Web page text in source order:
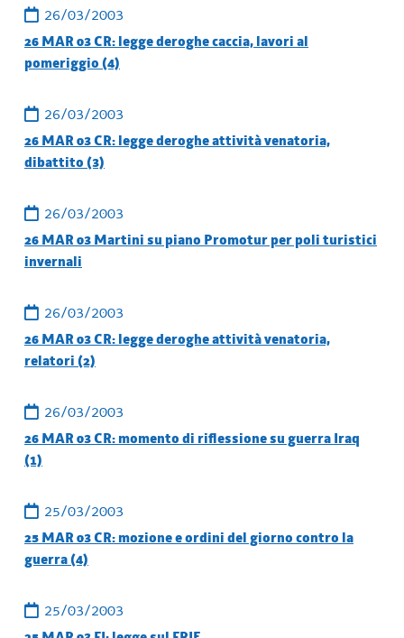
26/03/2003
26 MAR 03 CR: legge deroghe caccia, lavori al
pomeriggio (4)
26/03/2003
26 MAR 03 CR: legge deroghe attività venatoria,
dibattito (3)
26/03/2003
26 MAR 03 Martini su piano Promotur per poli turistici
invernali
26/03/2003
26 MAR 03 CR: legge deroghe attività venatoria,
relatori (2)
26/03/2003
26 MAR 03 CR: momento di riflessione su guerra Iraq
(1)
25/03/2003
25 MAR 03 CR: mozione e ordini del giorno contro la
guerra (4)
25/03/2003